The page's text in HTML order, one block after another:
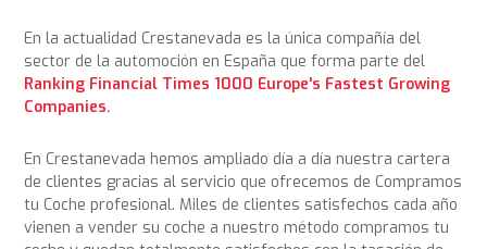
En la actualidad Crestanevada es la única compañía del
sector de la automoción en España que forma parte del
Ranking Financial Times 1000 Europe's Fastest Growing
Companies.
En Crestanevada hemos ampliado día a día nuestra cartera
de clientes gracias al servicio que ofrecemos de Compramos
tu Coche profesional. Miles de clientes satisfechos cada año
vienen a vender su coche a nuestro método compramos tu